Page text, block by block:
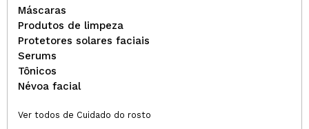
Máscaras
Produtos de limpeza
Protetores solares faciais
Serums
Tônicos
Névoa facial
Ver todos de Cuidado do rosto